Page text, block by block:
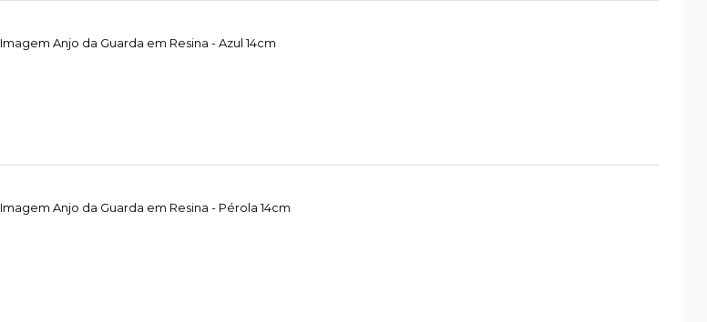
Imagem Anjo da Guarda em Resina - Azul 14cm
Imagem Anjo da Guarda em Resina - Pérola 14cm